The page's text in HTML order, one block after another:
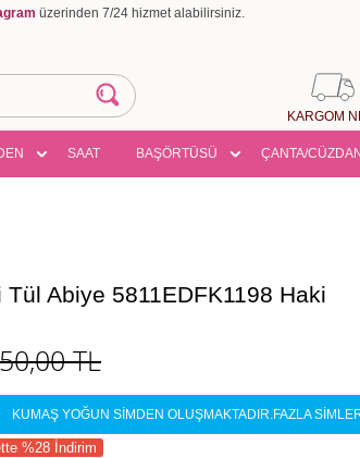
üzerinden 7/24 hizmet alabilirsiniz.
KARGOM
SAAT BAŞÖRTÜSÜ ÇANTA/CÜZDAN
Tül Abiye 5811EDFK1198 Haki
TL
KUMAŞ YOĞUN SİMDEN OLUŞMAKTADIR.FAZLA
%28 İndirim